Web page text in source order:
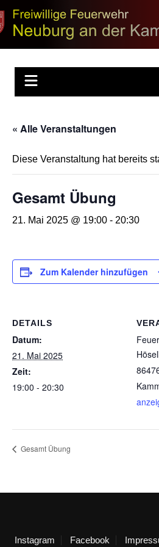
Zum
Inhalt
springen
« Alle Veranstaltungen
Diese Veranstaltung hat bereits
Gesamt Übung
21. Mai 2025 @ 19:00 - 20:30
Zum Kalender hinzufügen
DETAILS
Datum:
21. Mai 2025
Zeit:
19:00 - 20:30
Gesamt Übung
Instagram Facebook